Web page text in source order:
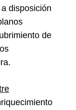
disposición
de